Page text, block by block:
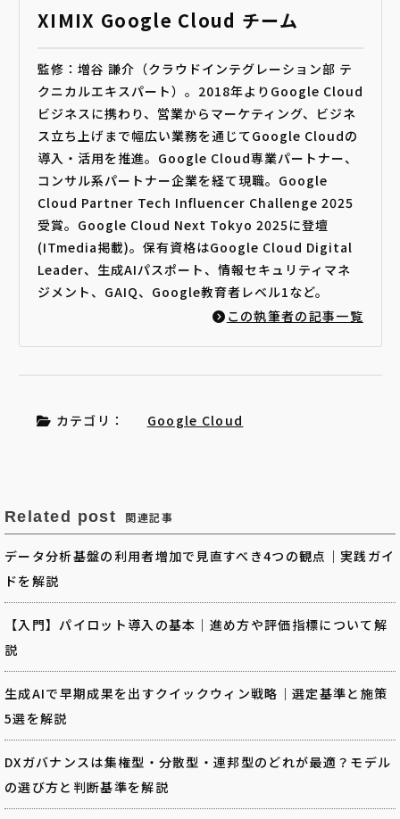
XIMIX Google Cloud チーム
監修：増谷 謙介（クラウドインテグレーション部 テ
クニカルエキスパート）。2018年よりGoogle Cloud
ビジネスに携わり、営業からマーケティング、ビジネ
ス立ち上げまで幅広い業務を通じてGoogle Cloudの
導入・活用を推進。Google Cloud専業パートナー、
コンサル系パートナー企業を経て現職。Google
Cloud Partner Tech Influencer Challenge 2025
受賞。Google Cloud Next Tokyo 2025に登壇
(ITmedia掲載)。保有資格はGoogle Cloud Digital
Leader、生成AIパスポート、情報セキュリティマネ
ジメント、GAIQ、Google教育者レベル1など。
この執筆者の記事一覧
カテゴリ： Google Cloud
Related post 関連記事
データ分析基盤の利用者増加で見直すべき4つの観点｜実践ガイ
ドを解説
【入門】パイロット導入の基本｜進め方や評価指標について解
説
生成AIで早期成果を出すクイックウィン戦略｜選定基準と施策
5選を解説
DXガバナンスは集権型・分散型・連邦型のどれが最適？モデル
の選び方と判断基準を解説